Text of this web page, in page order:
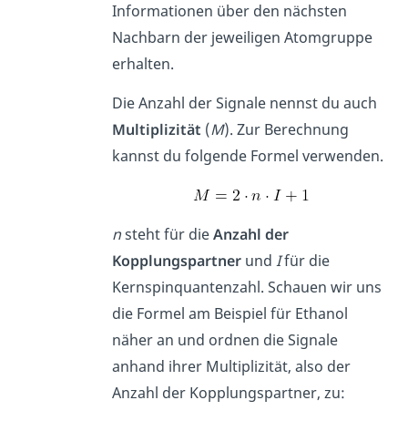
Informationen über den nächsten
Nachbarn der jeweiligen Atomgruppe
erhalten.
Die Anzahl der Signale nennst du auch
Multiplizität (M). Zur Berechnung
kannst du folgende Formel verwenden.
nsteht für dieAnzahl der
Kopplungspartnerund Ifür die
Kernspinquantenzahl. Schauen wir uns
die Formel am Beispiel für Ethanol
näher an und ordnen die Signale
anhand ihrer Multiplizität, also der
Anzahl der Kopplungspartner, zu: